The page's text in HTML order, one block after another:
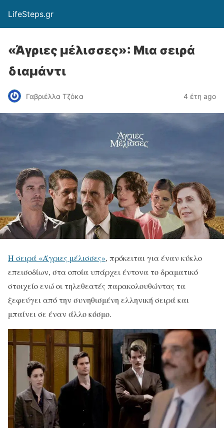
LifeSteps.gr
«Άγριες μέλισσες»: Μια σειρά
διαμάντι
Γαβριέλλα Τζόκα 4 έτη ago
Η σειρά «Άγριες μέλισσες», πρόκειται για έναν κύκλο
επεισοδίων, στα οποία υπάρχει έντονα το δραματικό
στοιχείο ενώ οι τηλεθεατές παρακολουθώντας τα
ξεφεύγει από την συνηθισμένη ελληνική σειρά και
μπαίνει σε έναν άλλο κόσμο.